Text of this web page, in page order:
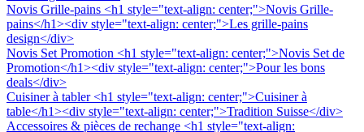
Novis Grille-pains <h1 style="text-align: center;">Novis Grille-
pains</h1><div style="text-align: center;">Les grille-pains
design</div>
Novis Set Promotion <h1 style="text-align: center;">Novis Set de
Promotion</h1><div style="text-align: center;">Pour les bons
deals</div>
Cuisiner à tabler <h1 style="text-align: center;">Cuisiner à
table</h1><div style="text-align: center;">Tradition Suisse</div>
Accessoires & pièces de rechange <h1 style="text-align: